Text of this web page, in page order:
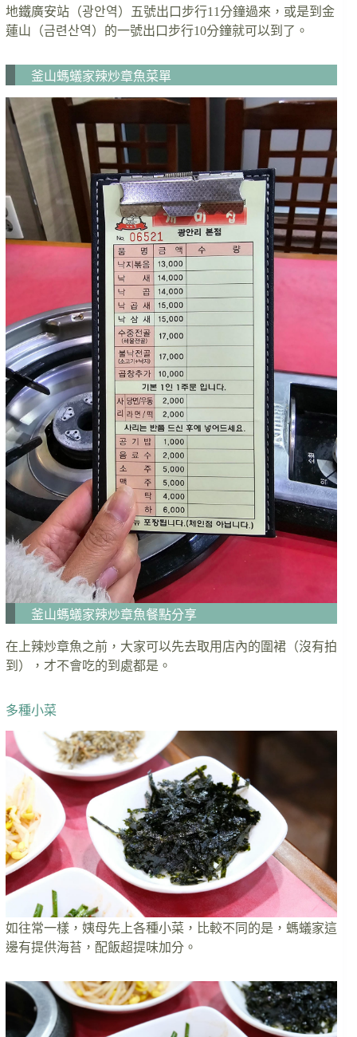
地鐵廣安站（광안역）五號出口步行11分鐘過來，或是到金
蓮山（금련산역）的一號出口步行10分鐘就可以到了。
釜山螞蟻家辣炒章魚菜單
釜山螞蟻家辣炒章魚餐點分享
在上辣炒章魚之前，大家可以先去取用店內的圍裙（沒有拍
到），才不會吃的到處都是。
多種小菜
如往常一樣，姨母先上各種小菜，比較不同的是，螞蟻家這
邊有提供海苔，配飯超提味加分。